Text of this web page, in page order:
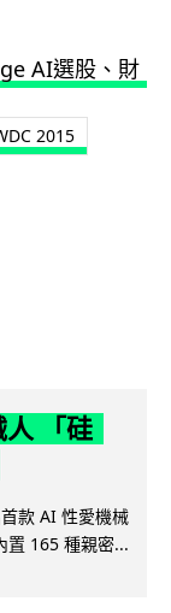
2015
「硅
款 AI 性愛機械
置 165 種親密...